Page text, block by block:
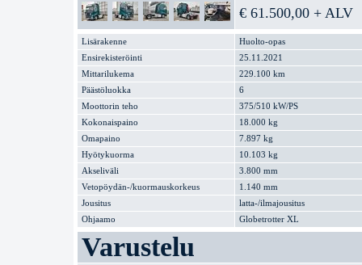
€ 61.500,00 + ALV
Lisärakenne
Huolto-opas
Ensirekisteröinti
25.11.2021
Mittarilukema
229.100 km
Päästöluokka
6
Moottorin teho
375/510 kW/PS
Kokonaispaino
18.000 kg
Omapaino
7.897 kg
Hyötykuorma
10.103 kg
Akseliväli
3.800 mm
Vetopöydän-/kuormauskorkeus
1.140 mm
Jousitus
latta-/ilmajousitus
Ohjaamo
Globetrotter XL
Varustelu